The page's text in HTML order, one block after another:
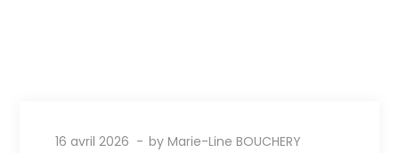
16 avril 2026 byMarie-Line BOUCHERY